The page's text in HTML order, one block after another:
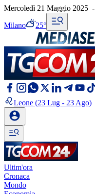
Mercoledì 21 Maggio 2025 -
Milano 25°
Leone (23 Lug - 23 Ago)
Ultim'ora
Cronaca
Mondo